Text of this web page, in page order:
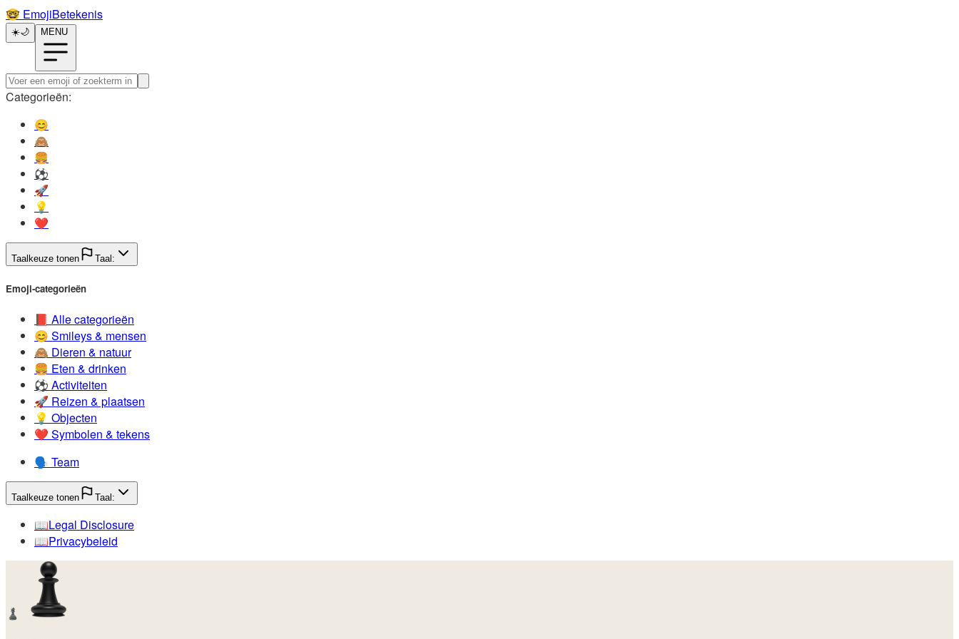
🤓️ EmojiBetekenis
☀️🌙 MENU
Categorieën:
😊️
🙈️
🍔️
⚽️
🚀️
💡️
❤️
Taalkeuze tonen Taal:
Emoji-categorieën
📕️ Alle categorieën
😊️ Smileys & mensen
🙈️ Dieren & natuur
🍔️ Eten & drinken
⚽️ Activiteiten
🚀️ Reizen & plaatsen
💡️ Objecten
❤️ Symbolen & tekens
🗣️ Team
Taalkeuze tonen Taal:
📖️Legal Disclosure
📖️Privacybeleid
♟️